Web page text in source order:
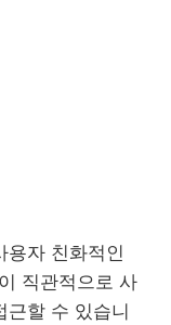
용자 친화적인
직관적으로 사
근할 수 있습니